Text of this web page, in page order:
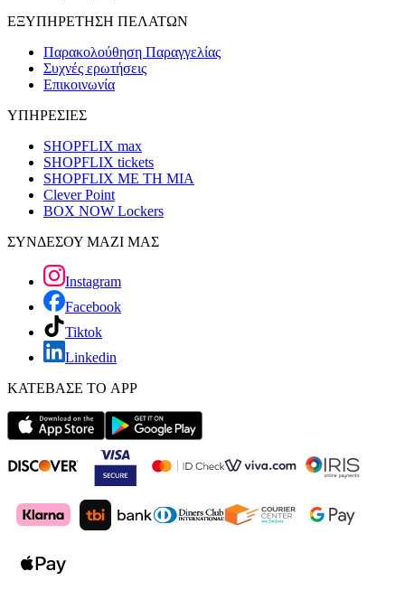
ΕΞΥΠΗΡΕΤΗΣΗ ΠΕΛΑΤΩΝ
Παρακολούθηση Παραγγελίας
Συχνές ερωτήσεις
Επικοινωνία
ΥΠΗΡΕΣΙΕΣ
SHOPFLIX max
SHOPFLIX tickets
SHOPFLIX ΜΕ ΤΗ ΜΙΑ
Clever Point
BOX NOW Lockers
ΣΥΝΔΕΣΟΥ ΜΑΖΙ ΜΑΣ
Instagram
Facebook
Tiktok
Linkedin
ΚΑΤΕΒΑΣΕ ΤΟ APP